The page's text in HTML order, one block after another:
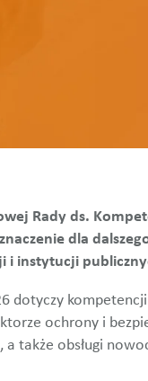
Rady ds.
dla
i instytucji
dotyczy
ochrony i
a także obsługi